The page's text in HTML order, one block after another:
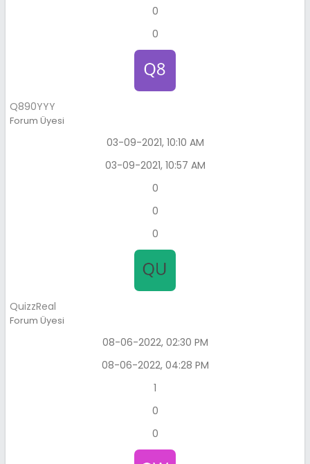
0
0
Q890YYY
Forum Üyesi
03-09-2021, 10:10 AM
03-09-2021, 10:57 AM
0
0
0
QuizzReal
Forum Üyesi
08-06-2022, 02:30 PM
08-06-2022, 04:28 PM
1
0
0